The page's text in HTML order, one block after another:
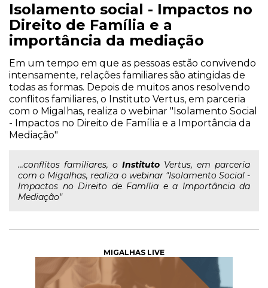
Isolamento social - Impactos no
Direito de Família e a
importância da mediação
Em um tempo em que as pessoas estão convivendo
intensamente, relações familiares são atingidas de
todas as formas. Depois de muitos anos resolvendo
conflitos familiares, o Instituto Vertus, em parceria
com o Migalhas, realiza o webinar "Isolamento Social
- Impactos no Direito de Família e a Importância da
Mediação"
...conflitos familiares, o Instituto Vertus, em parceria
com o Migalhas, realiza o webinar "Isolamento Social -
Impactos no Direito de Família e a Importância da
Mediação"
MIGALHAS LIVE